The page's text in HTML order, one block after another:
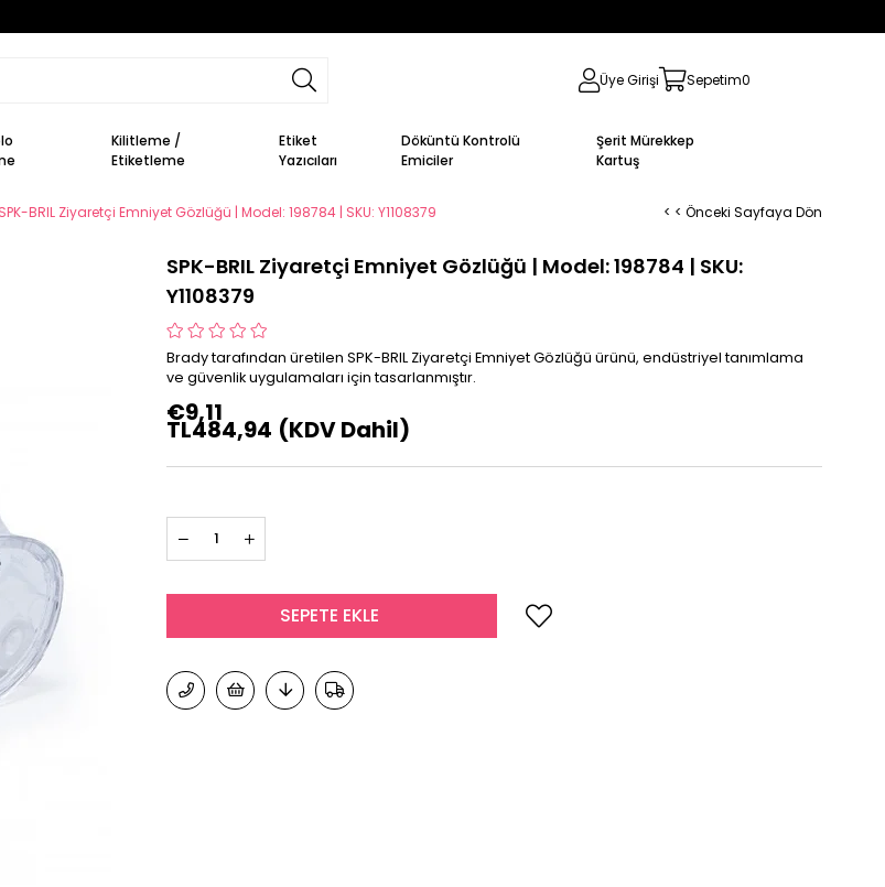
Üye Girişi Sepetim0
Kilitleme /
Etiketleme
Etiket
Yazıcıları
Döküntü Kontrolü
Emiciler
Şerit Mürekkep
Kartuş
SPK-BRIL Ziyaretçi Emniyet Gözlüğü | Model: 198784 | SKU: Y1108379 < < Önceki Sayfaya Dön
SPK-BRIL Ziyaretçi Emniyet Gözlüğü | Model: 198784 | SKU:
Y1108379
Brady tarafından üretilen SPK-BRIL Ziyaretçi Emniyet Gözlüğü ürünü, endüstriyel tanımlama
ve güvenlik uygulamaları için tasarlanmıştır.
€9,11
TL484,94 (KDV Dahil)